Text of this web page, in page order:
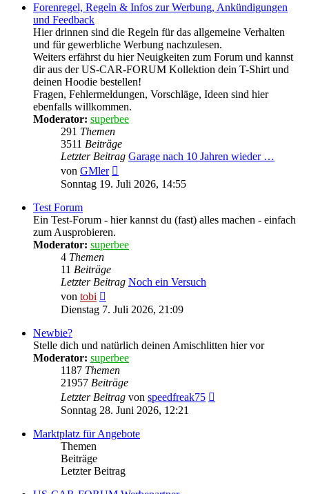
Forenregel, Regeln & Infos zur Werbung, Ankündigungen
und Feedback
Hier drinnen sind die Regeln für das allgemeine Verhalten
und für gewerbliche Werbung nachzulesen.
Weiters erfährst du hier Neuigkeiten zum Forum und kannst
dir aus der US-CAR-FORUM Kollektion dein T-Shirt und
deinen Hoodie bestellen!
Fragen, Fehlermeldungen, Vorschläge, Ideen sind hier
ebenfalls willkommen.
Moderator: superbee
291 Themen
3511 Beiträge
Letzter Beitrag Garage nach 10 Jahren wieder …
von GMler
Beitrag
Sonntag 19. Juli 2026, 14:55
Test Forum
Ein Test-Forum - hier kannst du (fast) alles machen - einfach
zum Ausprobieren.
Moderator: superbee
4 Themen
11 Beiträge
Letzter Beitrag Noch ein Versuch
von tobi
Beitrag
Dienstag 7. Juli 2026, 21:09
Newbie?
Stelle dich und natürlich deinen Amischlitten hier vor
Moderator: superbee
1187 Themen
21957 Beiträge
Letzter Beitrag von speedfreak75
Sonntag 28. Juni 2026, 12:21
Marktplatz für Angebote
Themen
Beiträge
Letzter Beitrag